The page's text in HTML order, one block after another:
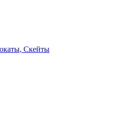
Скейты